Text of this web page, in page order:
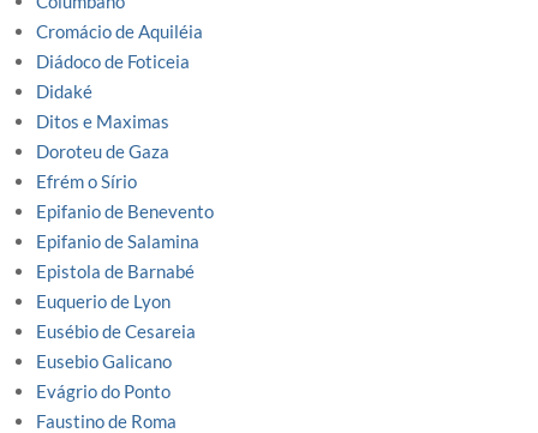
Cromácio de Aquiléia
Diádoco de Foticeia
Didaké
Ditos e Maximas
Doroteu de Gaza
Efrém o Sírio
Epifanio de Benevento
Epifanio de Salamina
Epistola de Barnabé
Euquerio de Lyon
Eusébio de Cesareia
Eusebio Galicano
Evágrio do Ponto
Faustino de Roma